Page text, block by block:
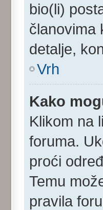
bio(li)
članovima
detalje,
Vrh
Kako
Klikom na
foruma.
proći
Temu
pravila